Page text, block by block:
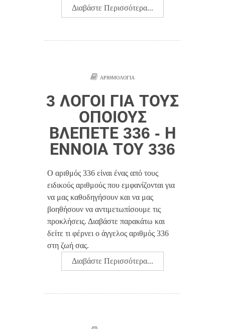
Διαβάστε Περισσότερα...
ΑΡΙΘΜΟΛΟΓΊΑ
3 ΛΌΓΟΙ ΓΙΑ ΤΟΥΣ
ΟΠΟΊΟΥΣ
ΒΛΈΠΕΤΕ 336 - Η
ΈΝΝΟΙΑ ΤΟΥ 336
Ο αριθμός 336 είναι ένας από τους
ειδικούς αριθμούς που εμφανίζονται για
να μας καθοδηγήσουν και να μας
βοηθήσουν να αντιμετωπίσουμε τις
προκλήσεις. Διαβάστε παρακάτω και
δείτε τι φέρνει ο άγγελος αριθμός 336
στη ζωή σας.
Διαβάστε Περισσότερα...